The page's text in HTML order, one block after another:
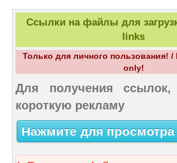
Ссылки на файлы для
links
Только для личного пользования!
only!
Для получения ссылок,
короткую рекламу
Нажмите для просмотра